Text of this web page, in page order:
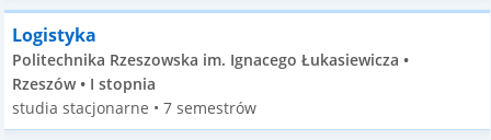
Logistyka
Politechnika Rzeszowska im. Ignacego Łukasiewicza •
Rzeszów • I stopnia
studia stacjonarne • 7 semestrów